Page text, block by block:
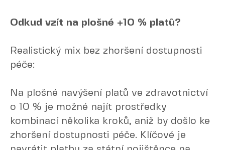
Odkud vzít na plošné +10 % platů?
Realistický mix bez zhoršení dostupnosti
péče:
Na plošné navýšení platů ve zdravotnictví
o 10 % je možné najít prostředky
kombinací několika kroků, aniž by došlo ke
zhoršení dostupnosti péče. Klíčové je